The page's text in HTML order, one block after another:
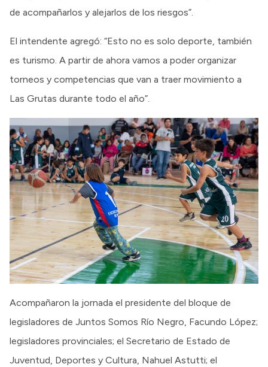
de acompañarlos y alejarlos de los riesgos”.
El intendente agregó: “Esto no es solo deporte, también
es turismo. A partir de ahora vamos a poder organizar
torneos y competencias que van a traer movimiento a
Las Grutas durante todo el año”.
Acompañaron la jornada el presidente del bloque de
legisladores de Juntos Somos Río Negro, Facundo López;
legisladores provinciales; el Secretario de Estado de
Juventud, Deportes y Cultura, Nahuel Astutti; el